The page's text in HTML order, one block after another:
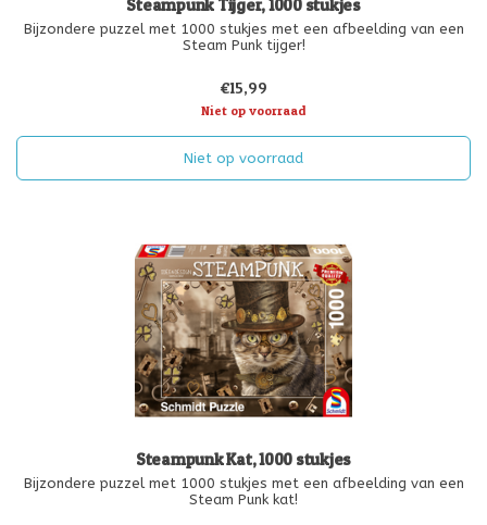
Steampunk Tijger, 1000 stukjes
Bijzondere puzzel met 1000 stukjes met een afbeelding van een
Steam Punk tijger!
€15,99
Niet op voorraad
Niet op voorraad
Steampunk Kat, 1000 stukjes
Bijzondere puzzel met 1000 stukjes met een afbeelding van een
Steam Punk kat!